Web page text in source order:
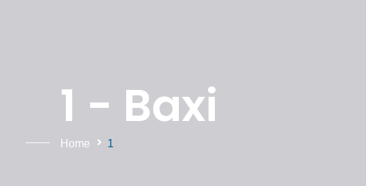
1 - Baxi
Home 1